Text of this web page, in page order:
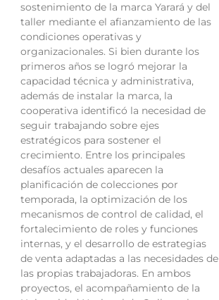
sostenimiento de la marca Yarará y del
taller mediante el afianzamiento de las
condiciones operativas y
organizacionales. Si bien durante los
primeros años se logró mejorar la
capacidad técnica y administrativa,
además de instalar la marca, la
cooperativa identificó la necesidad de
seguir trabajando sobre ejes
estratégicos para sostener el
crecimiento. Entre los principales
desafíos actuales aparecen la
planificación de colecciones por
temporada, la optimización de los
mecanismos de control de calidad, el
fortalecimiento de roles y funciones
internas, y el desarrollo de estrategias
de venta adaptadas a las necesidades de
las propias trabajadoras. En ambos
proyectos, el acompañamiento de la